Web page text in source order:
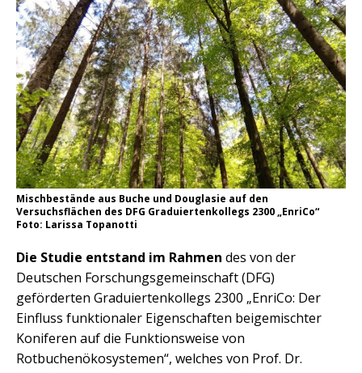
Mischbestände aus Buche und Douglasie auf den
Versuchsflächen des DFG Graduiertenkollegs 2300 „EnriCo“
Foto: Larissa Topanotti
Die Studie entstand im Rahmen des von der
Deutschen Forschungsgemeinschaft (DFG)
geförderten Graduiertenkollegs 2300 „EnriCo: Der
Einfluss funktionaler Eigenschaften beigemischter
Koniferen auf die Funktionsweise von
Rotbuchenökosystemen“, welches von Prof. Dr.